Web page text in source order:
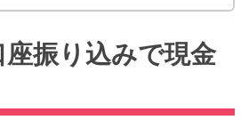
振り込みで現金